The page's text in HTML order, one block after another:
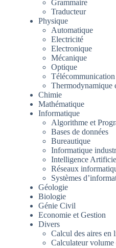
Grammaire
Traducteur
Physique
Automatique
Electricité
Electronique
Mécanique
Optique
Télécommunication
Thermodynamique
Chimie
Mathématique
Informatique
Algorithme et
Bases de données
Bureautique
Informatique
Intelligence
Réseaux
Systèmes
Géologie
Biologie
Génie Civil
Economie et Gestion
Divers
Calcul des aires en
Calculateur volume